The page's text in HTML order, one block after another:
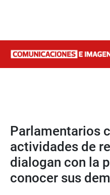
Parlamentarios
actividades de
dialogan con la
conocer sus